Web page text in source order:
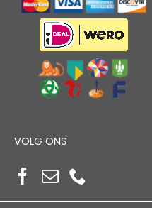
VOLG ONS